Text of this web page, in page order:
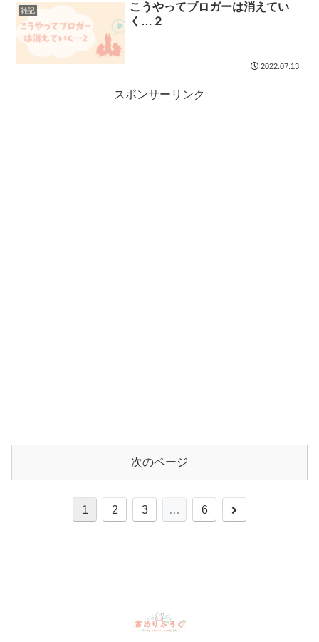
雑記
こうやってブロガーは消えてい
く…２
2022.07.13
スポンサーリンク
次のページ
1 2 3 … 6